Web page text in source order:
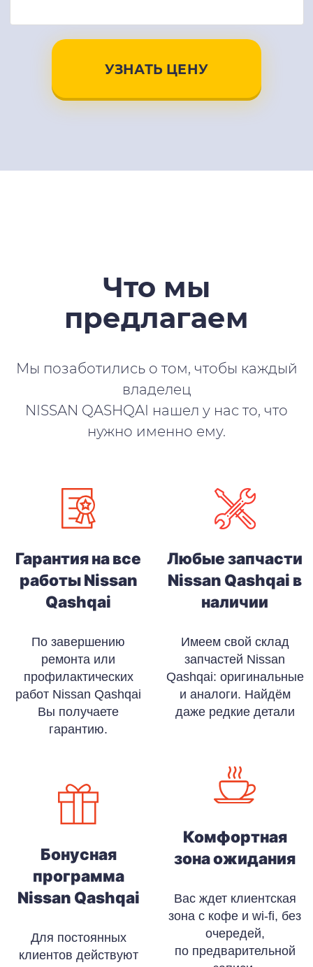
УЗНАТЬ ЦЕНУ
Что мы
предлагаем
Мы позаботились о том, чтобы каждый
владелец
NISSAN QASHQAI нашел у нас то, что
нужно именно ему.
Гарантия на все
работы Nissan
Qashqai
По завершению
ремонта или
профилактических
работ Nissan Qashqai
Вы получаете
гарантию.
Бонусная
программа
Nissan Qashqai
Для постоянных
клиентов действуют
Любые запчасти
Nissan Qashqai в
наличии
Имеем свой склад
запчастей Nissan
Qashqai: оригинальные
и аналоги. Найдём
даже редкие детали
Комфортная
зона ожидания
Вас ждет клиентская
зона с кофе и wi-fi, без
очередей,
по предварительной